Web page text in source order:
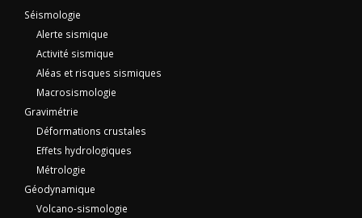
Séismologie
Alerte sismique
Activité sismique
Aléas et risques sismiques
Macrosismologie
Gravimétrie
Déformations crustales
Effets hydrologiques
Métrologie
Géodynamique
Volcano-sismologie